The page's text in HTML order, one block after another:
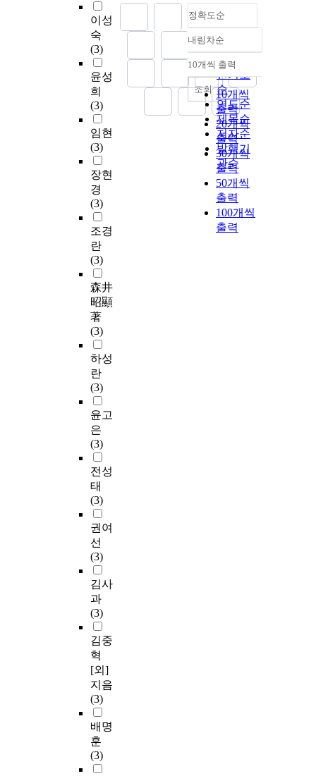
이성
숙
(3)
윤성
희
(3)
임현
(3)
장현
경
(3)
조경
란
(3)
森井
昭顯
著
(3)
하성
란
(3)
윤고
은
(3)
전성
태
(3)
권여
선
(3)
김사
과
(3)
김중
혁
[외]
지음
(3)
배명
훈
(3)
정확도순
정확도
순
인기도
순
연도순
제목순
저자순
발행기
관순
내림차순
내림차순
10개씩 출력
10개씩
출력
20개씩
출력
30개씩
출력
50개씩
출력
100개씩
출력
조회